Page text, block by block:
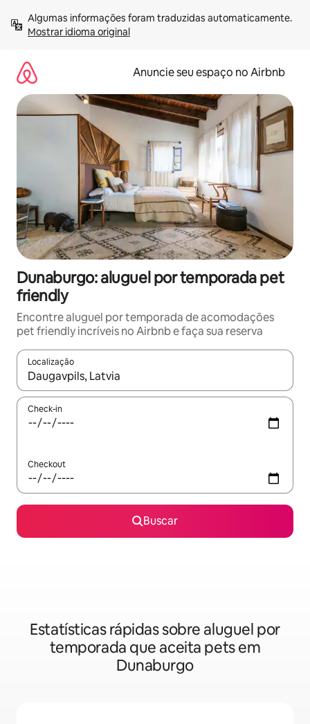
para
Mostrar idioma original
Anuncie seu espaço no Airbnb
Dunaburgo: aluguel por temporada pet
friendly
Encontre aluguel por temporada de acomodações
pet friendly incríveis no Airbnb e faça sua reserva
Localização
Quando os resultados estiverem disponíveis, explore-os
Check-in
Checkout
Buscar
Estatísticas rápidas sobre aluguel por
temporada que aceita pets em
Dunaburgo